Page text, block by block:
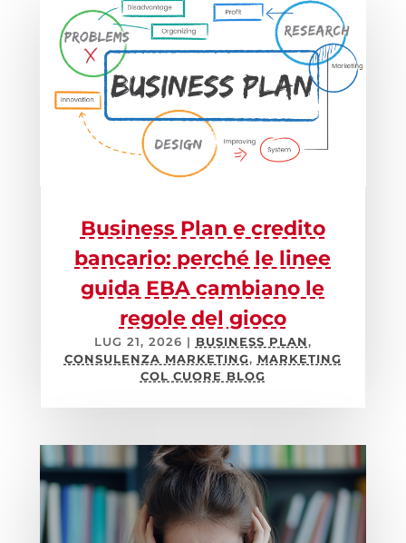
Business Plan e credito
bancario: perché le linee
guida EBA cambiano le
regole del gioco
LUG 21, 2026 | BUSINESS PLAN,
CONSULENZA MARKETING, MARKETING
COL CUORE BLOG